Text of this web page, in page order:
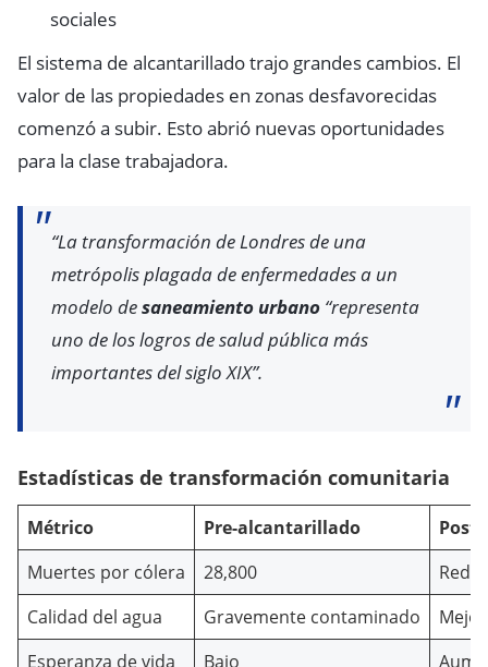
sociales
El sistema de alcantarillado trajo grandes cambios. El
valor de las propiedades en zonas desfavorecidas
comenzó a subir. Esto abrió nuevas oportunidades
para la clase trabajadora.
“La transformación de Londres de una
metrópolis plagada de enfermedades a un
modelo desaneamiento urbano “representa
uno de los logros de salud pública más
importantes del siglo XIX”.
Estadísticas de transformación comunitaria
Métrico Pre-alcantarillado
Muertes por cólera
28,800
Calidad del agua
Gravemente contaminado
Esperanza de vida
Bajo